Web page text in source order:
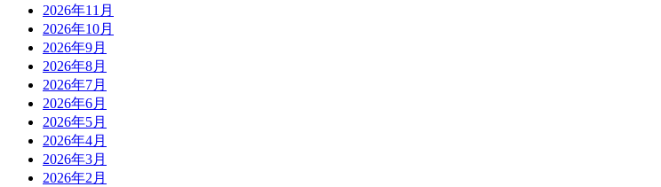
2026年11月
2026年10月
2026年9月
2026年8月
2026年7月
2026年6月
2026年5月
2026年4月
2026年3月
2026年2月